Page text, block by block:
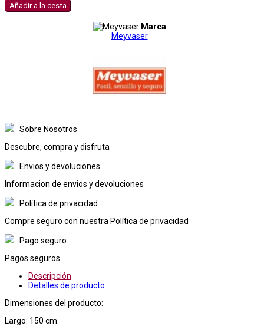
Añadir a la cesta
Marca
Meyvaser
Sobre Nosotros
Descubre, compra y disfruta
Envios y devoluciones
Informacion de envios y devoluciones
Política de privacidad
Compre seguro con nuestra Política de privacidad
Pago seguro
Pagos seguros
Descripción
Detalles de producto
Dimensiones del producto:
Largo: 150 cm.